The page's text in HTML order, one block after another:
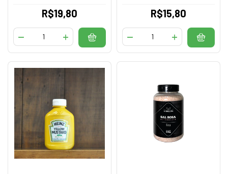
R$19,80 R$15,80